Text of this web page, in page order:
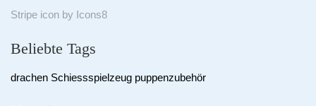
Stripe icon by Icons8
Beliebte Tags
drachen Schiessspielzeug puppenzubehör